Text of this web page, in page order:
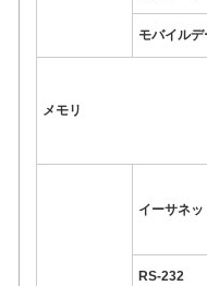
モバイル
メモリ
イーサネッ
RS-232